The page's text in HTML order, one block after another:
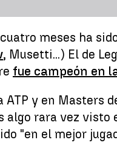
meses ha
, Musetti...) El de
fue campeón en
y en Masters
algo rara vez
"en el mejor